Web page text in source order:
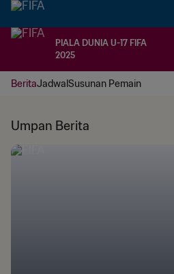
PIALA DUNIA U-17 FIFA
2025
BeritaJadwalSusunan Pemain
Umpan Berita